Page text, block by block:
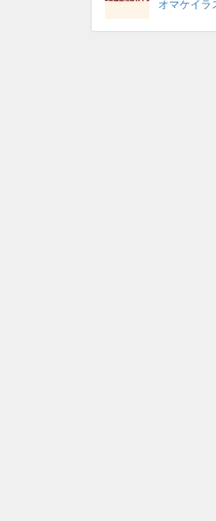
オマケイラ